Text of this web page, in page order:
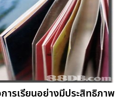
ารเรียนอย่างมีประสิทธิภาพ